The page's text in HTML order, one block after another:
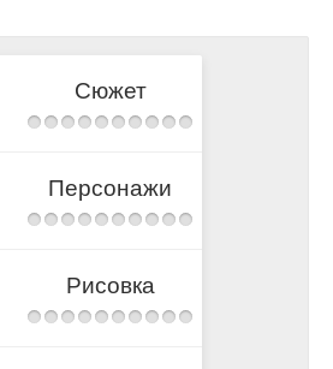
Сюжет
Персонажи
Рисовка